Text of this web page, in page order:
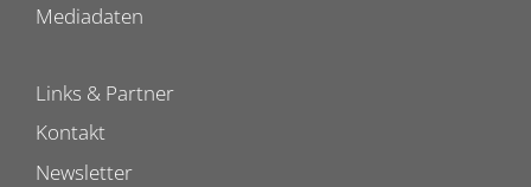
Mediadaten
Links & Partner
Kontakt
Newsletter